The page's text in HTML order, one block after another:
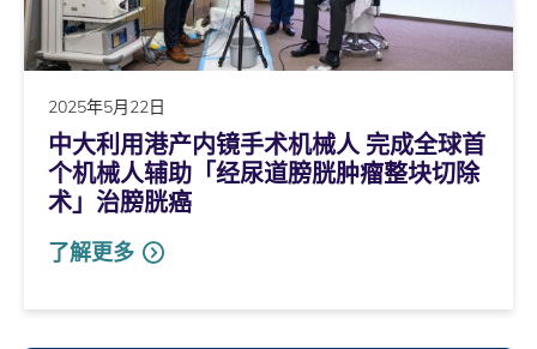
2025年5月22日
中大利用港产内镜手术机械人 完成全球首
个机械人辅助「经尿道膀胱肿瘤整块切除
术」治膀胱癌
了解更多